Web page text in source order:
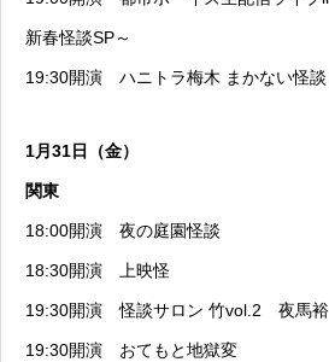
新春怪談SP～
19:30開演 ハニトラ梅木 まかない怪
1月31日（金）
関東
18:00開演 夜の庭園怪談
18:30開演 上映怪
19:30開演怪談サロン 竹vol.2 夜馬裕
19:30開演 おてもと地獄変